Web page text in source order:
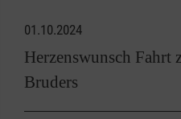
01.10.2024
Herzenswunsch Fahrt
Bruders